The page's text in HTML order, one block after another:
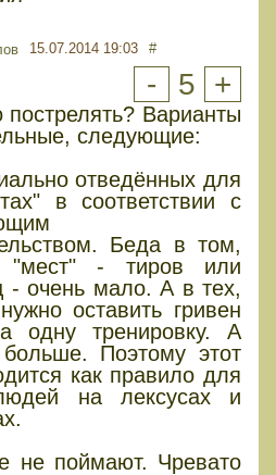
15.07.2014 19:03 #
- 5 +
Варианты
следующие:
отведённых для
в соответствии с
Беда в том,
"мест" - тиров или
- очень мало. А в тех,
оставить гривен
одну тренировку. А
Поэтому этот
как правило для
на лексусах и
не поймают. Чревато